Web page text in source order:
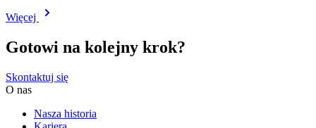
Więcej
Gotowi na kolejny krok?
Skontaktuj się
O nas
Nasza historia